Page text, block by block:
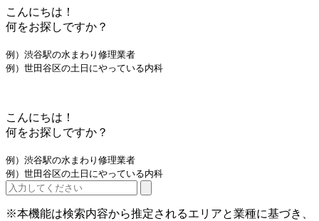
こんにちは！
何をお探しですか？
例）渋谷駅の水まわり修理業者
例）世田谷区の土日にやっている内科
こんにちは！
何をお探しですか？
例）渋谷駅の水まわり修理業者
例）世田谷区の土日にやっている内科
※本機能は検索内容から推定されるエリアと業種に基づき、